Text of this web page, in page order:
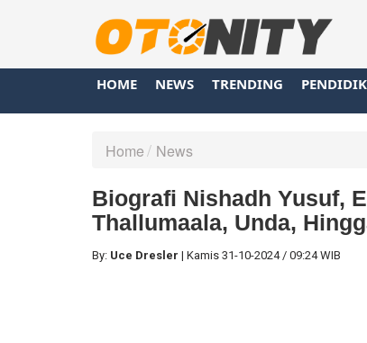
HOME NEWS TRENDING
Home News
Biografi Nishadh Yusuf,
Thallumaala, Unda,
By: Uce Dresler | Kamis 31-10-2024 / 09:24 WIB